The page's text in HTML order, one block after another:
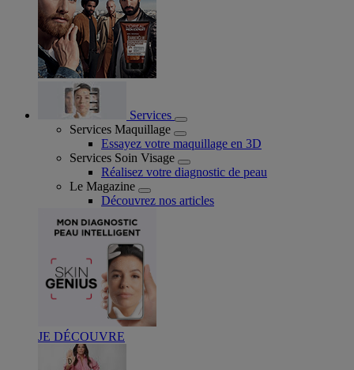
Services
Services Maquillage
Essayez votre maquillage en 3D
Services Soin Visage
Réalisez votre diagnostic de peau
Le Magazine
Découvrez nos articles
JE DÉCOUVRE